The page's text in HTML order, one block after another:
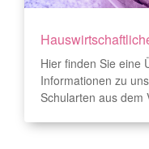
Hier finden Sie eine
Informationen zu
Schularten aus dem